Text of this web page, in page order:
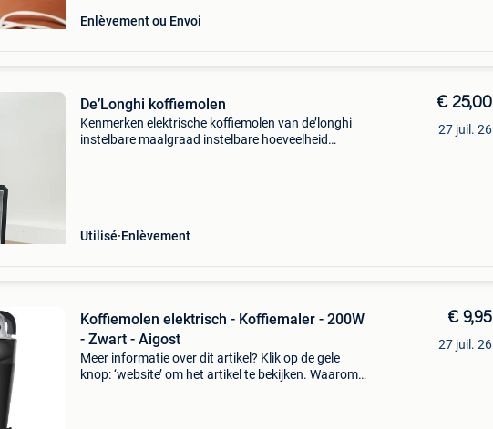
Enlèvement ou Envoi
De’Longhi koffiemolen
Kenmerken elektrische koffiemolen van de’longhi
instelbare maalgraad instelbare hoeveelheid
Utilisé Enlèvement
€ 25,00
27 juil. 26
Koffiemolen elektrisch - Koffiemaler - 200W
- Zwart - Aigost
Meer informatie over dit artikel? Klik op de gele
knop: ‘website’ om het artikel te bekijken. Waarom
€ 9,95
27 juil. 26